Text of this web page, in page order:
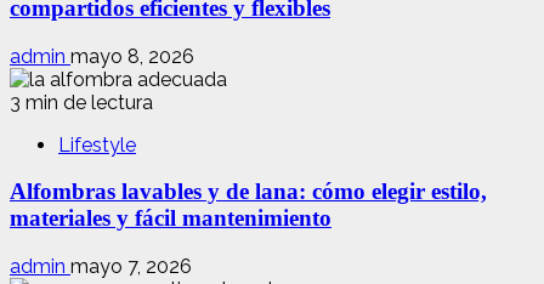
compartidos eficientes y flexibles
admin mayo 8, 2026
3 min de lectura
Lifestyle
Alfombras lavables y de lana: cómo elegir estilo,
materiales y fácil mantenimiento
admin mayo 7, 2026